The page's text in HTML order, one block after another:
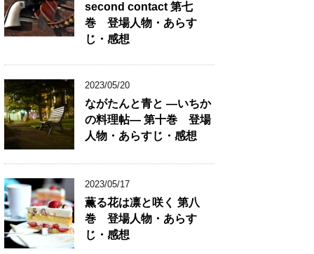
second contact 第七
巻 登場人物・あらす
じ・感想
2023/05/20
ながたんと青と ―いちか
の料理帖― 第十巻 登場
人物・あらすじ・感想
2023/05/17
薫る花は凛と咲く 第八
巻 登場人物・あらす
じ・感想